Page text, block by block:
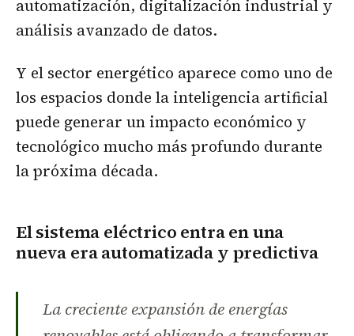
automatización, digitalización industrial y
análisis avanzado de datos.
Y el sector energético aparece como uno de
los espacios donde la inteligencia artificial
puede generar un impacto económico y
tecnológico mucho más profundo durante
la próxima década.
El sistema eléctrico entra en una
nueva era automatizada y predictiva
La creciente expansión de energías